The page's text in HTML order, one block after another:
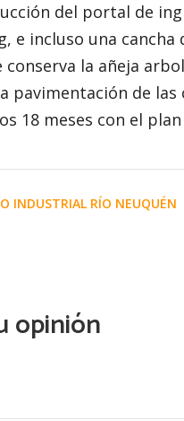
del portal de
e incluso una
la añeja
pavimentación de
18 meses con el plan
INDUSTRIAL RÍO NEUQUÉN
opinión